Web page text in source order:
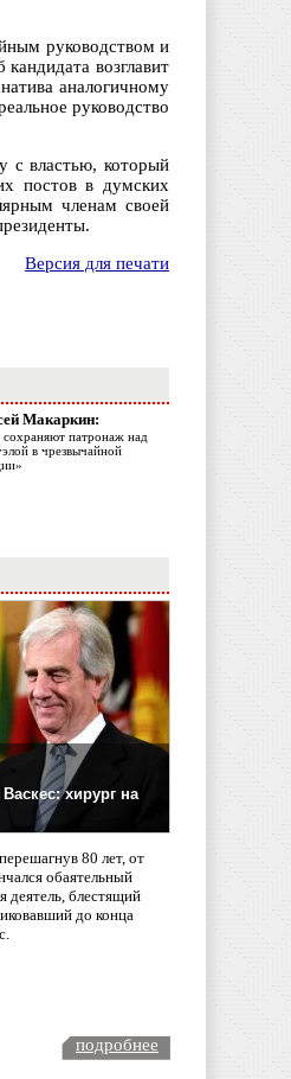
руководством и
возглавит
аналогичному
руководство
с властью, который
постов в думских
членам своей
Версия для печати
Макаркин:
патронаж над
в чрезвычайной
хирург на
80 лет, от
обаятельный
деятель, блестящий
до конца
подробнее